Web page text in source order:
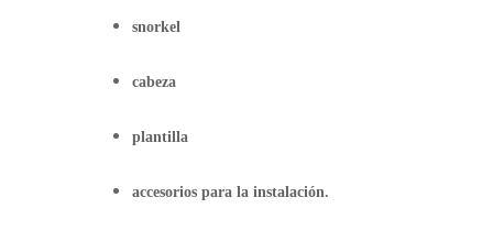
snorkel
cabeza
plantilla
accesorios para la instalación.